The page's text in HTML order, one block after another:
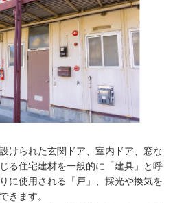
けられた玄関ドア、室内ドア、窓な
る住宅建材を一般的に「建具」と呼
に使用される「戸」、採光や換気を
きます。